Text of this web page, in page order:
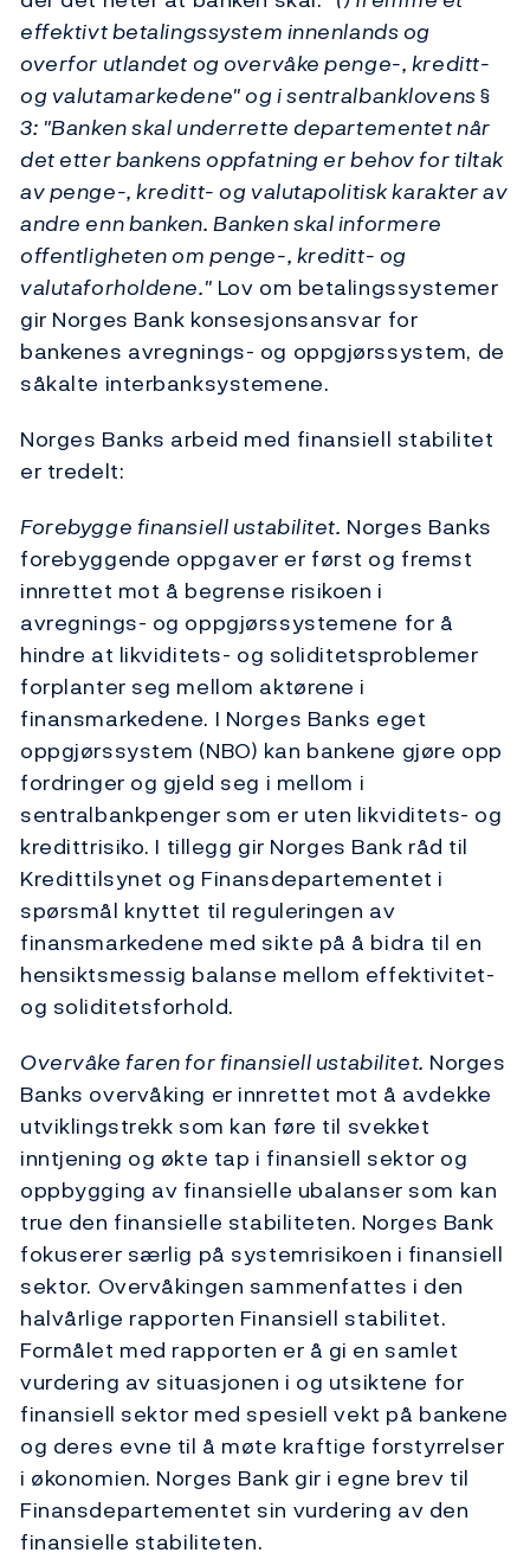
effektivt betalingssystem innenlands og
overfor utlandet og overvåke penge-, kreditt-
og valutamarkedene" og i sentralbanklovens §
3: "Banken skal underrette departementet når
det etter bankens oppfatning er behov for tiltak
av penge-, kreditt- og valutapolitisk karakter av
andre enn banken. Banken skal informere
offentligheten om penge-, kreditt- og
valutaforholdene." Lov om betalingssystemer
gir Norges Bank konsesjonsansvar for
bankenes avregnings- og oppgjørssystem, de
såkalte interbanksystemene.
Norges Banks arbeid med finansiell stabilitet
er tredelt:
Forebygge finansiell ustabilitet. Norges Banks
forebyggende oppgaver er først og fremst
innrettet mot å begrense risikoen i
avregnings- og oppgjørssystemene for å
hindre at likviditets- og soliditetsproblemer
forplanter seg mellom aktørene i
finansmarkedene. I Norges Banks eget
oppgjørssystem (NBO) kan bankene gjøre opp
fordringer og gjeld seg i mellom i
sentralbankpenger som er uten likviditets- og
kredittrisiko. I tillegg gir Norges Bank råd til
Kredittilsynet og Finansdepartementet i
spørsmål knyttet til reguleringen av
finansmarkedene med sikte på å bidra til en
hensiktsmessig balanse mellom effektivitet-
og soliditetsforhold.
Overvåke faren for finansiell ustabilitet. Norges
Banks overvåking er innrettet mot å avdekke
utviklingstrekk som kan føre til svekket
inntjening og økte tap i finansiell sektor og
oppbygging av finansielle ubalanser som kan
true den finansielle stabiliteten. Norges Bank
fokuserer særlig på systemrisikoen i finansiell
sektor. Overvåkingen sammenfattes i den
halvårlige rapporten Finansiell stabilitet.
Formålet med rapporten er å gi en samlet
vurdering av situasjonen i og utsiktene for
finansiell sektor med spesiell vekt på bankene
og deres evne til å møte kraftige forstyrrelser
i økonomien. Norges Bank gir i egne brev til
Finansdepartementet sin vurdering av den
finansielle stabiliteten.